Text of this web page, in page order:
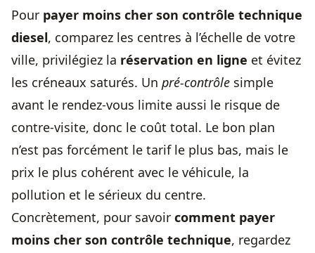
Pour payer moins cher son contrôle technique
diesel, comparez les centres à l’échelle de votre
ville, privilégiez la réservation en ligne et évitez
les créneaux saturés. Un pré-contrôle simple
avant le rendez-vous limite aussi le risque de
contre-visite, donc le coût total. Le bon plan
n’est pas forcément le tarif le plus bas, mais le
prix le plus cohérent avec le véhicule, la
pollution et le sérieux du centre.
Concrètement, pour savoir comment payer
moins cher son contrôle technique, regardez